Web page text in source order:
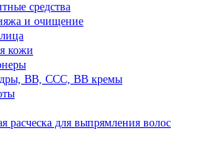
средства
и очищение
кожи
ВВ, ССС, ВВ кремы
расческа для выпрямления волос